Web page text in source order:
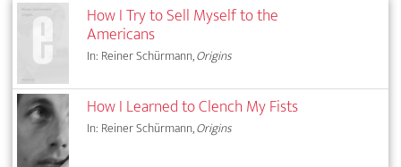
How I Try to Sell Myself to the
Americans
In: Reiner Schürmann,Origins
How I Learned to Clench My Fists
In: Reiner Schürmann,Origins